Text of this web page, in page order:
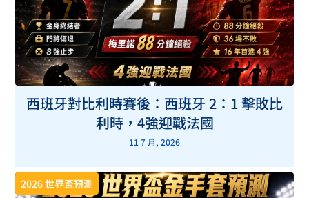
西班牙對比利時賽後：西班牙 2：1 擊敗比
利時，4強迎戰法國
11 7 月, 2026
2026 世界盃預測